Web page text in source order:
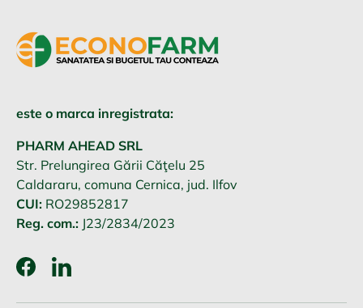
este o marca inregistrata:
PHARM AHEAD SRL
Str. Prelungirea Gării Căţelu 25
Caldararu, comuna Cernica, jud. Ilfov
CUI: RO29852817
Reg. com.: J23/2834/2023
FacebookLinkedIn